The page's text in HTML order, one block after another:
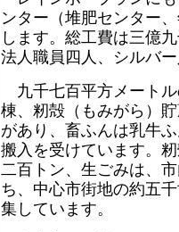
ンター（堆肥センター
します。総工費は三億
法人職員四人、シルバ
九千七百平方メート
棟、籾殻（もみがら）
があり、畜ふんは乳牛
搬入を受けています。
二百トン、生ごみは、
ち、中心市街地の約五
集しています。